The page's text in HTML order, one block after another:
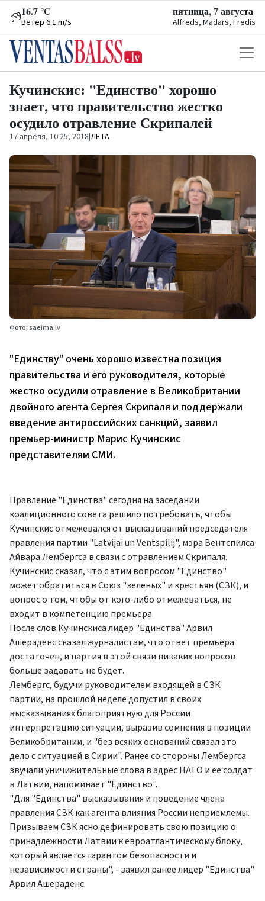
16.7 °C
Ветер 6.1 m/s
пятница, 7 августа
Alfrēds, Madars, Fredis
Кучинскис: "Единство" хорошо
знает, что правительство жестко
осудило отравление Скрипалей
17 апреля, 10:25, 2018|ЛЕТА
Фото: saeima.lv
"Единству" очень хорошо известна позиция
правительства и его руководителя, которые
жестко осудили отравление в Великобритании
двойного агента Сергея Скрипаля и поддержали
введение антироссийских санкций, заявил
премьер-министр Марис Кучинскис
представителям СМИ.
Правление "Единства" сегодня на заседании
коалиционного совета решило потребовать, чтобы
Кучинскис отмежевался от высказываний председателя
правления партии "Latvijai un Ventspilij", мэра Вентспилса
Айвара Лембергса в связи с отравлением Скрипаля.
Кучинскис сказал, что с этим вопросом "Единство"
может обратиться в Союз "зеленых" и крестьян (СЗК), и
вопрос о том, чтобы от кого-либо отмежеваться, не
входит в компетенцию премьера.
После слов Кучинскиса лидер "Единства" Арвил
Ашераденс сказал журналистам, что ответ премьера
достаточен, и партия в этой связи никаких вопросов
больше задавать не будет.
Лембергс, будучи руководителем входящей в СЗК
партии, на прошлой неделе допустил в своих
высказываниях благоприятную для России
интерпретацию ситуации, выразив сомнения в позиции
Великобритании, и "без всяких оснований связал это
дело с ситуацией в Сирии". Ранее со стороны Лембергса
звучали уничижительные слова в адрес НАТО и ее солдат
в Латвии, напоминает "Единство".
"Для "Единства" высказывания и поведение члена
правления СЗК как агента влияния России неприемлемы.
Призываем СЗК ясно дефинировать свою позицию о
принадлежности Латвии к евроатлантическому блоку,
который является гарантом безопасности и
независимости страны", - заявил ранее лидер "Единства"
Арвил Ашераденс.